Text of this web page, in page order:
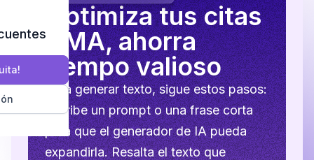
Optimiza tus citas
AMA, ahorra
tiempo valioso
Para generar texto, sigue estos pasos:
Escribe un prompt o una frase corta
para que el generador de IA pueda
expandirla. Resalta el texto que